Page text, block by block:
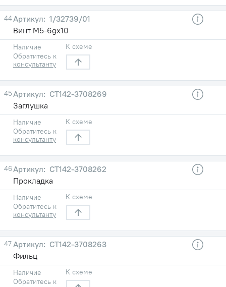
44
1/32739/01
Винт М5-6gх10
Наличие
Обратитесь к
консультанту
К схеме
45
СТ142-3708269
Заглушка
Наличие
Обратитесь к
консультанту
К схеме
46
СТ142-3708262
Прокладка
Наличие
Обратитесь к
консультанту
К схеме
47
СТ142-3708263
Фильц
Наличие
Обратитесь к
К схеме